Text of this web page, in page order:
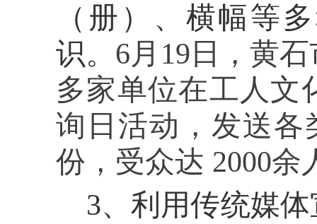
（册）、横幅等
识。 6月19日，黄
多家单位在工人文
询日活动，发送各
份，受众达 2000余
3、利用传统媒